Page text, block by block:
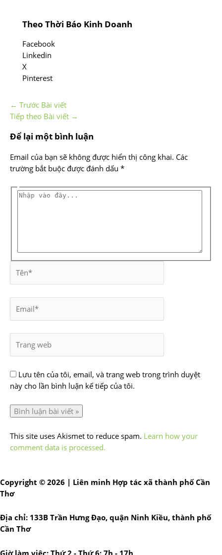
Theo Thời Báo Kinh Doanh
Facebook
Linkedin
X
Pinterest
← Trước Bài viết
Tiếp theo Bài viết →
Để lại một bình luận
Email của bạn sẽ không được hiển thị công khai. Các
trường bắt buộc được đánh dấu *
Lưu tên của tôi, email, và trang web trong trình duyệt
này cho lần bình luận kế tiếp của tôi.
This site uses Akismet to reduce spam. Learn how your
comment data is processed.
Copyright © 2026 | Liên minh Hợp tác xã thành phố Cần
Thơ
Địa chỉ: 133B Trần Hưng Đạo, quận Ninh Kiều, thành phố
Cần Thơ